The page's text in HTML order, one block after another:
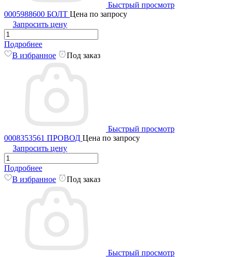
Быстрый просмотр
0005988600 БОЛТ Цена по запросу
Запросить цену
Подробнее
В избранное
Под заказ
Быстрый просмотр
0008353561 ПРОВОД Цена по запросу
Запросить цену
Подробнее
В избранное
Под заказ
Быстрый просмотр